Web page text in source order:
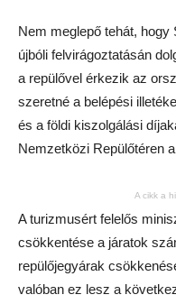
Nem meglepő tehát,
újbóli felvirágoztatásán
a repülővel érkezik az
szeretné a belépési
és a földi kiszolgálási
Nemzetközi Repülőtéren
A cikk a
A turizmusért felelős
csökkentése a járatok
repülőjegyárak
valóban ez lesz a